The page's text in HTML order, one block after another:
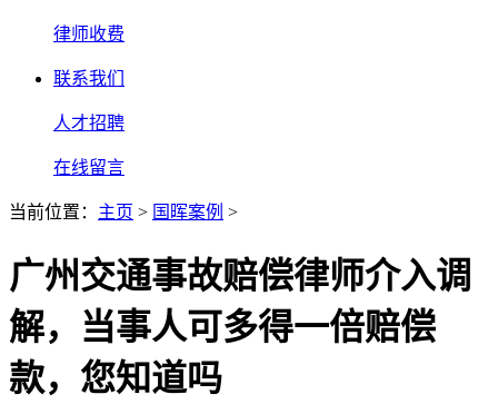
律师收费
联系我们
人才招聘
在线留言
当前位置： 主页 > 国晖案例 >
广州交通事故赔偿律师介入调
解，当事人可多得一倍赔偿
款，您知道吗